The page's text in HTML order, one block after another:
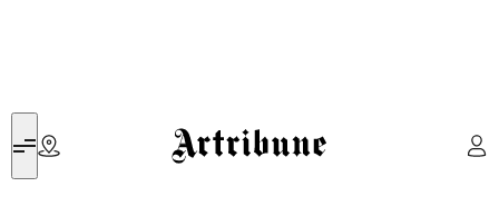
Artribune